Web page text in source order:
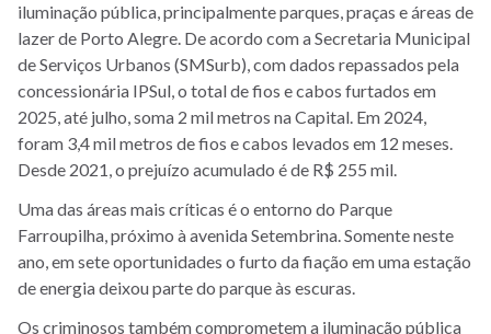
iluminação pública, principalmente parques, praças e áreas de
lazer de Porto Alegre. De acordo com a Secretaria Municipal
de Serviços Urbanos (SMSurb), com dados repassados pela
concessionária IPSul, o total de fios e cabos furtados em
2025, até julho, soma 2 mil metros na Capital. Em 2024,
foram 3,4 mil metros de fios e cabos levados em 12 meses.
Desde 2021, o prejuízo acumulado é de R$ 255 mil.
Uma das áreas mais críticas é o entorno do Parque
Farroupilha, próximo à avenida Setembrina. Somente neste
ano, em sete oportunidades o furto da fiação em uma estação
de energia deixou parte do parque às escuras.
Os criminosos também comprometem a iluminação pública